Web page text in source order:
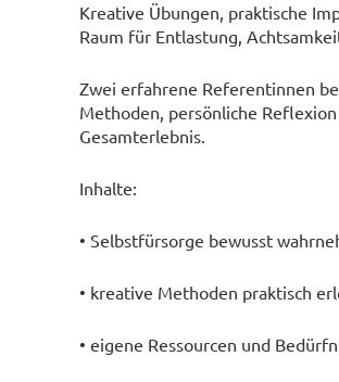
Kreative Übungen, praktische
Raum für Entlastung,
Zwei erfahrene Referentinnen
Methoden, persönliche
Gesamterlebnis.
Inhalte:
• Selbstfürsorge bewusst
• kreative Methoden praktisch
• eigene Ressourcen und